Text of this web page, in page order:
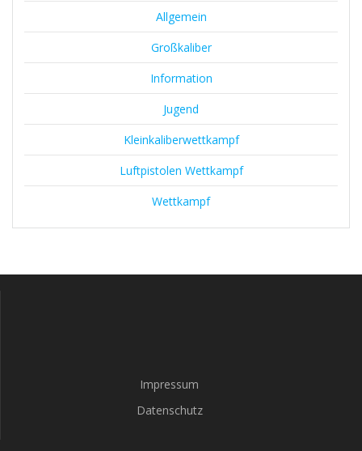
Allgemein
Großkaliber
Information
Jugend
Kleinkaliberwettkampf
Luftpistolen Wettkampf
Wettkampf
Impressum
Datenschutz